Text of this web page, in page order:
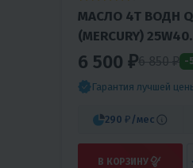
МАСЛО 4T ВОДН
(MERCURY) 25W40
ПОЛУСИНТЕТИКА
6 500 ₽6 850 ₽ -
Гарантия лучшей
290 ₽ /мес
В КОРЗИНУ